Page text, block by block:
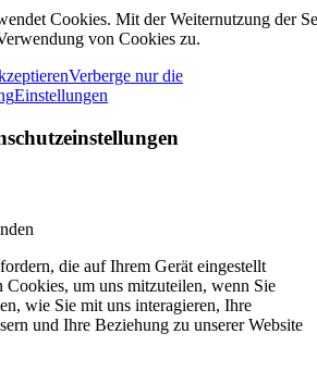
Cookies. Mit der Weiternutzung der
von Cookies zu.
Verberge nur die
Einstellungen
die auf Ihrem Gerät eingestellt
um uns mitzuteilen, wenn Sie
wie Sie mit uns interagieren, Ihre
und Ihre Beziehung zu unserer Website